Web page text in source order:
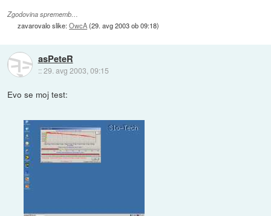
Zgodovina sprememb…
zavarovalo slike:OwcA(29. avg 2003 ob 09:18)
asPeteR
::29. avg 2003, 09:15
Evo se moj test: